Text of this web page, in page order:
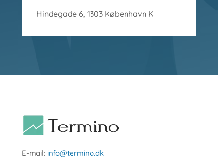
Hindegade 6, 1303 København K
E-mail: info@termino.dk